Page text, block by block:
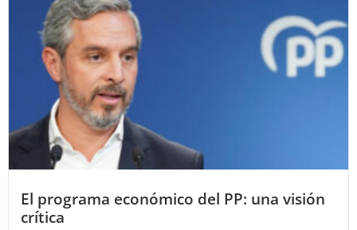
El programa económico del PP: una visión
crítica